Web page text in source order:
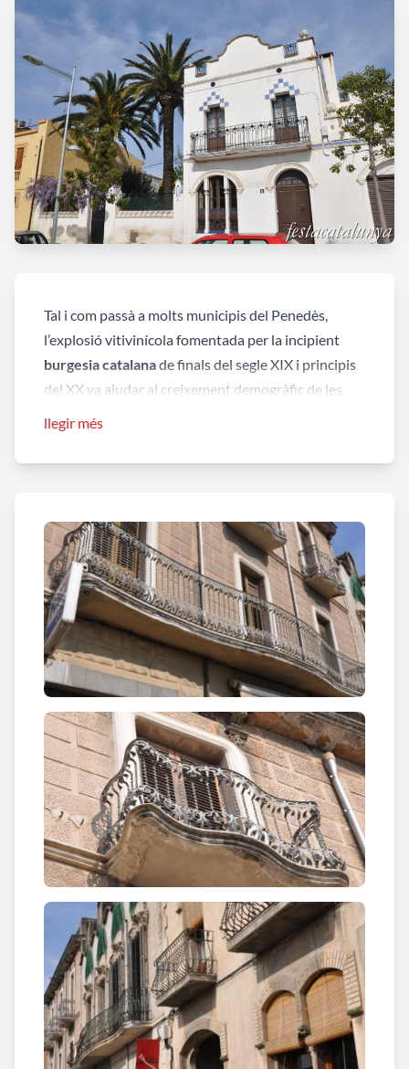
Tal i com passà a molts municipis del Penedès,
l’explosió vitivinícola fomentada per la incipient
burgesia catalanade finals del segle XIX i principis
del XX va ajudar al creixement demogràfic de les
de lacrisi de la fil·loxera, i en segon lloc, en la seva
de curiosos detalls a avinguda, carrer, o recòndit
racó. Aquesta avinguda de Santa Margarida i els
Monjos n’és un clar exemple:
Cal Carbonell
Edifici caracteritzat perl’encoixinatdels carreus de
lafaçana principal, presidida per una llarga
balconada al primer pis. Tant aquesta com els tres
terrats de la segona planta són especialment
remarcables per les treballades baranes de forja,
amb sinuoses formes ondulants, rebuscats
tirabuixons, i motius florals ornamentals.
Cal Frares
D’aquesta casa entre mitgeres simplement en
podem esmentar lafinestra geminadade la planta
baixa, suportada per dos arcs escarcers, i els
dosterratsdel primer pis amb la ja característica
barana de ferro forjat. Elràfec, decorat amb rajoles
de ceràmica verda i groga, està suspès sobre unes
escalonades mènsules també dignes de destacar.
llegir més